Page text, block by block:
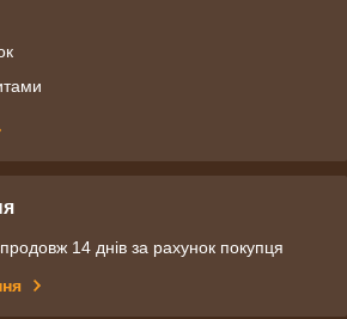
14 днів за рахунок покупця